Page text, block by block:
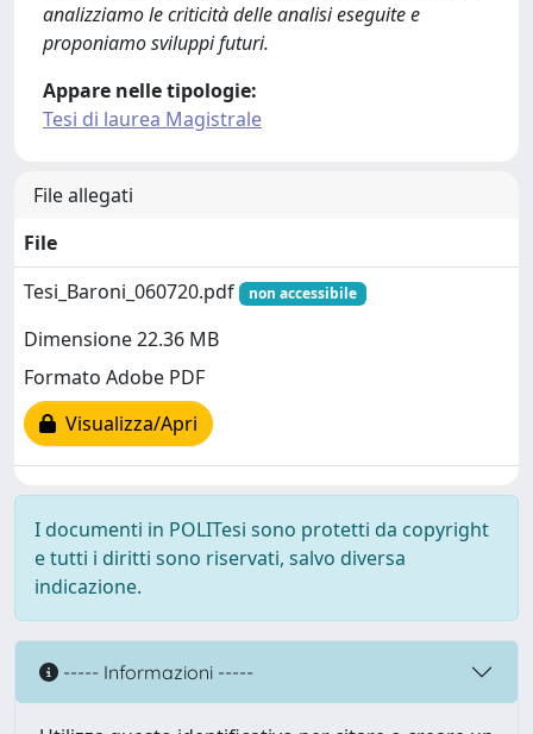
analizziamo le criticità delle analisi eseguite e
proponiamo sviluppi futuri.
Appare nelle tipologie:
Tesi di laurea Magistrale
File allegati
File
Tesi_Baroni_060720.pdf
non accessibile
Dimensione 22.36 MB
Formato Adobe PDF
Visualizza/Apri
I documenti in POLITesi sono protetti da copyright
e tutti i diritti sono riservati, salvo diversa
indicazione.
----- Informazioni -----